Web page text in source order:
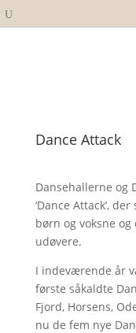
Dance Attack
Dansehallerne og
‘Dance Attack’,
børn og voksne
udøvere.
I indeværende år
første såkaldte
Fjord, Horsens,
nu de fem nye